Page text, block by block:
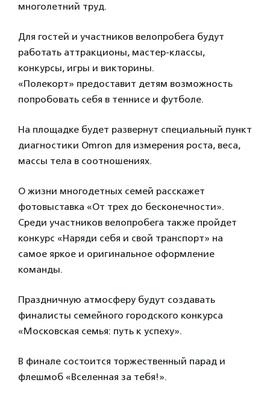
многолетний труд.
Для гостей и участников велопробега будут
работать аттракционы, мастер-классы,
конкурсы, игры и викторины.
«Полекорт» предоставит детям возможность
попробовать себя в теннисе и футболе.
На площадке будет развернут специальный пункт
диагностики Omron для измерения роста, веса,
массы тела в соотношениях.
О жизни многодетных семей расскажет
фотовыставка «От трех до бесконечности».
Среди участников велопробега также пройдет
конкурс «Наряди себя и свой транспорт» на
самое яркое и оригинальное оформление
команды.
Праздничную атмосферу будут создавать
финалисты семейного городского конкурса
«Московская семья: путь к успеху».
В финале состоится торжественный парад и
флешмоб «Вселенная за тебя!».